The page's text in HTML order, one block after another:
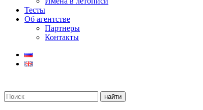
Тесты
Об агентстве
Партнеры
Контакты